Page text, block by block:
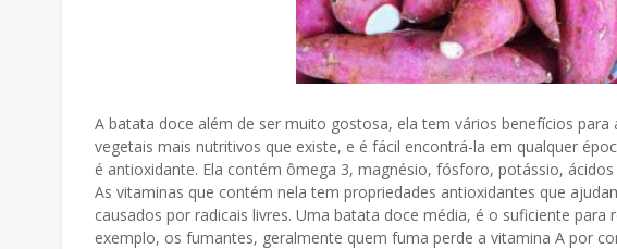
A batata doce além de ser muito gostosa, ela tem vários benefícios para
vegetais mais nutritivos que existe, e é fácil encontrá-la em qualquer
é antioxidante. Ela contém ômega 3, magnésio, fósforo, potássio,
As vitaminas que contém nela tem propriedades antioxidantes que
causados por radicais livres. Uma batata doce média, é o suficiente
exemplo, os fumantes, geralmente quem fuma perde a vitamina A por